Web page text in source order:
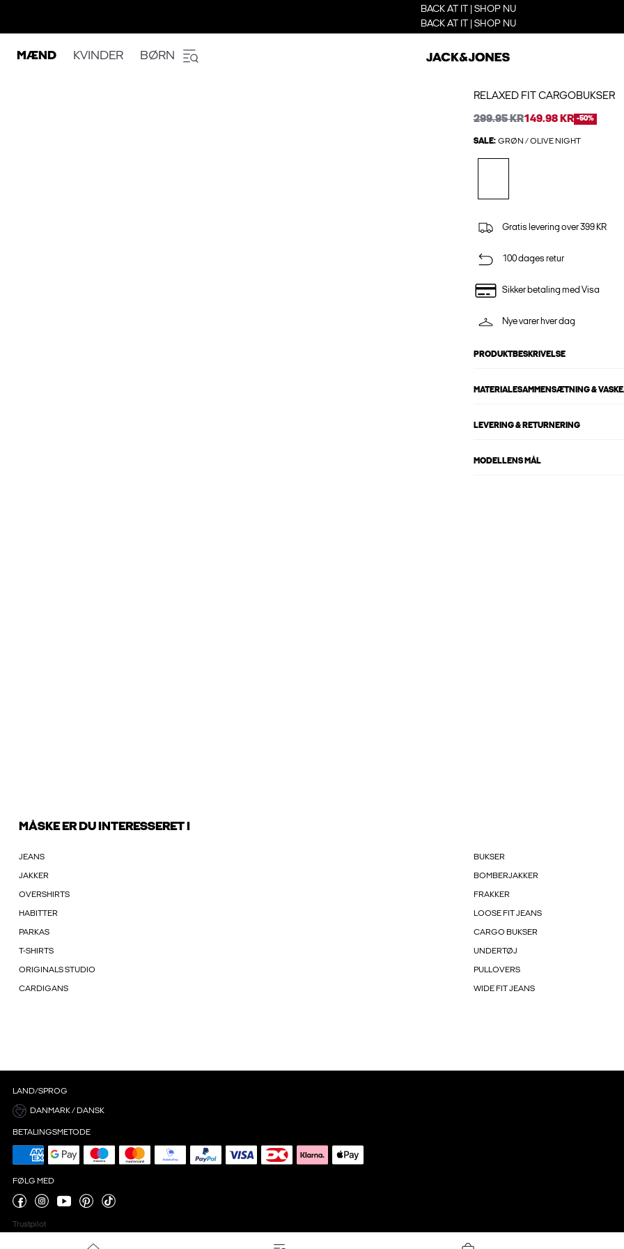
BACK AT IT | SHOP NU
BACK AT IT | SHOP NU
MÆND KVINDER BØRN
RELAXED FIT CARGOBUKSER
299.95 KR149.98 KR -50%
SALE: GRØN / OLIVE NIGHT
Gratis levering over 399 KR
100 dages retur
Sikker betaling med Visa
Nye varer hver dag
PRODUKTBESKRIVELSE
MATERIALESAMMENSÆTNING &
LEVERING & RETURNERING
MODELLENS MÅL
MÅSKE ER DU INTERESSERET I
JEANS BUKSER
JAKKER BOMBERJAKKER
OVERSHIRTS FRAKKER
HABITTER LOOSE FIT JEANS
PARKAS CARGO BUKSER
T-SHIRTS UNDERTØJ
ORIGINALS STUDIO PULLOVERS
CARDIGANS WIDE FIT JEANS
LAND/SPROG
DANMARK / DANSK
BETALINGSMETODE
FØLG MED
Trustpilot